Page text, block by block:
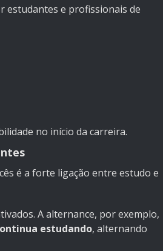
estudantes e profissionais de
no início da carreira.
é a forte ligação entre estudo e
A alternance, por exemplo,
estudando, alternando